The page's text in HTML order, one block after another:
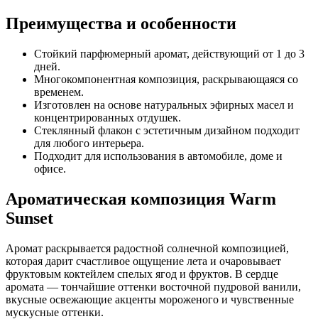
Преимущества и особенности
Стойкий парфюмерный аромат, действующий от 1 до 3
дней.
Многокомпонентная композиция, раскрывающаяся со
временем.
Изготовлен на основе натуральных эфирных масел и
концентрированных отдушек.
Стеклянный флакон с эстетичным дизайном подходит
для любого интерьера.
Подходит для использования в автомобиле, доме и
офисе.
Ароматическая композиция Warm
Sunset
Аромат раскрывается радостной солнечной композицией,
которая дарит счастливое ощущение лета и очаровывает
фруктовым коктейлем спелых ягод и фруктов. В сердце
аромата — тончайшие оттенки восточной пудровой ванили,
вкусные освежающие акценты мороженого и чувственные
мускусные оттенки.